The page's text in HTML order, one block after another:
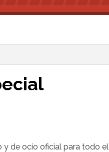
y de ocio oficial para todo el